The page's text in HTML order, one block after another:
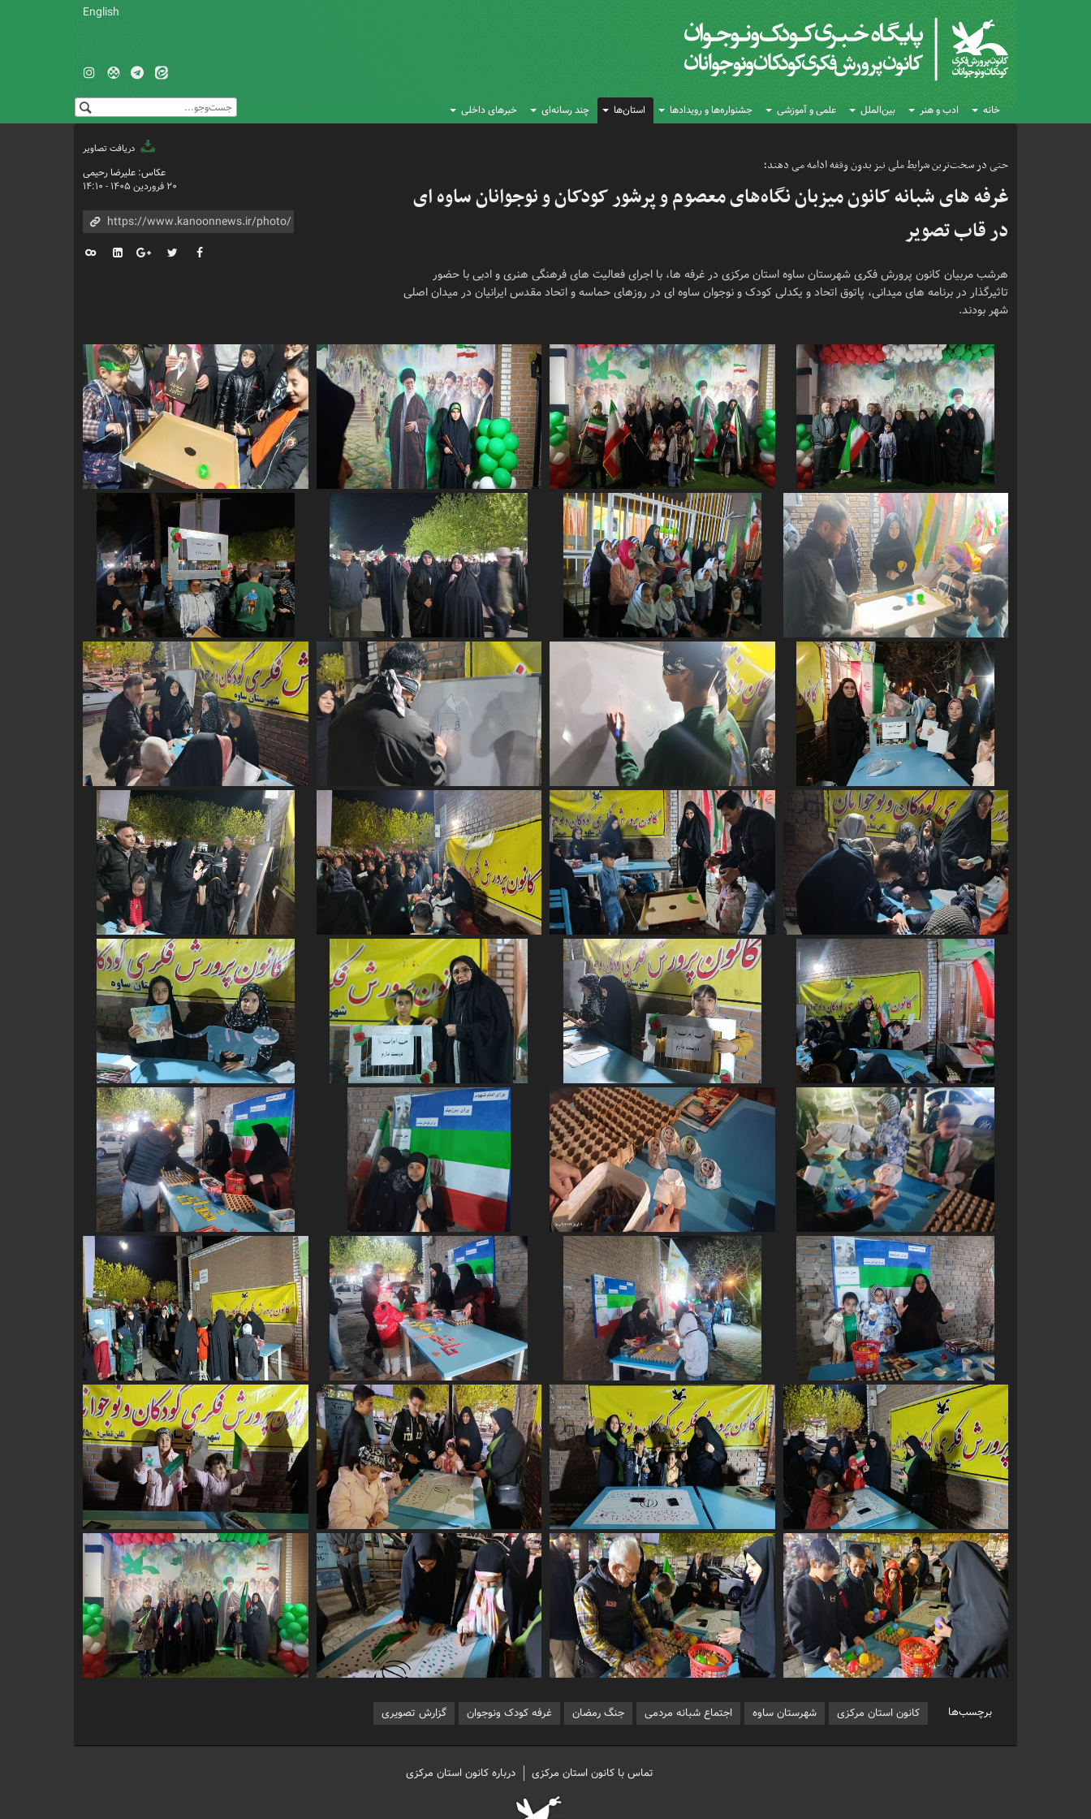
English
خانه ادب و هنر بین‌الملل علمی و آموزشی جشنواره‌ها و رویدادها استان‌ها چند رسانه‌ای خبرهای داخلی
دریافت تصاویر
حتی در سخت‌ترین شرایط ملی نیز بدون وقفه ادامه می دهند؛
غرفه های شبانه کانون میزبان نگاه‌های معصوم و پرشور کودکان و نوجوانان ساوه ای
در قاب تصویر
هرشب مربیان کانون پرورش فکری شهرستان ساوه استان مرکزی در غرفه ها، با اجرای فعالیت های فرهنگی هنری و ادبی با حضور
تاثیرگذار در برنامه های میدانی، پاتوق اتحاد و یکدلی کودک و نوجوان ساوه ای در روزهای حماسه و اتحاد مقدس ایرانیان در میدان‌ اصلی
شهر بودند.
عکاس: علیرضا رحیمی
۲۰ فروردین ۱۴۰۵ - ۱۴:۱۰
برچسب‌ها کانون استان مرکزی شهرستان ساوه اجتماع شبانه مردمی جنگ رمضان غرفه کودک ونوجوان گزارش تصویری
تماس با کانون استان مرکزی درباره کانون استان مرکزی